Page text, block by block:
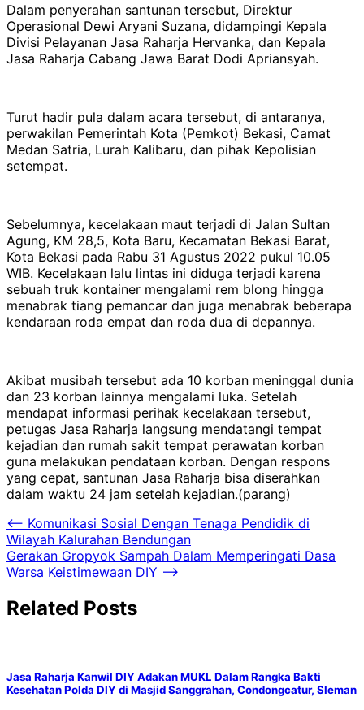
Dalam penyerahan santunan tersebut, Direktur
Operasional Dewi Aryani Suzana, didampingi Kepala
Divisi Pelayanan Jasa Raharja Hervanka, dan Kepala
Jasa Raharja Cabang Jawa Barat Dodi Apriansyah.
Turut hadir pula dalam acara tersebut, di antaranya,
perwakilan Pemerintah Kota (Pemkot) Bekasi, Camat
Medan Satria, Lurah Kalibaru, dan pihak Kepolisian
setempat.
Sebelumnya, kecelakaan maut terjadi di Jalan Sultan
Agung, KM 28,5, Kota Baru, Kecamatan Bekasi Barat,
Kota Bekasi pada Rabu 31 Agustus 2022 pukul 10.05
WIB. Kecelakaan lalu lintas ini diduga terjadi karena
sebuah truk kontainer mengalami rem blong hingga
menabrak tiang pemancar dan juga menabrak beberapa
kendaraan roda empat dan roda dua di depannya.
Akibat musibah tersebut ada 10 korban meninggal dunia
dan 23 korban lainnya mengalami luka. Setelah
mendapat informasi perihak kecelakaan tersebut,
petugas Jasa Raharja langsung mendatangi tempat
kejadian dan rumah sakit tempat perawatan korban
guna melakukan pendataan korban. Dengan respons
yang cepat, santunan Jasa Raharja bisa diserahkan
dalam waktu 24 jam setelah kejadian.(parang)
Navigasi
pos
⟵ Komunikasi Sosial Dengan Tenaga Pendidik di
Wilayah Kalurahan Bendungan
Gerakan Gropyok Sampah Dalam Memperingati Dasa
Warsa Keistimewaan DIY ⟶
Related Posts
Jasa Raharja Kanwil DIY Adakan MUKL Dalam Rangka Bakti
Kesehatan Polda DIY di Masjid Sanggrahan, Condongcatur, Sleman